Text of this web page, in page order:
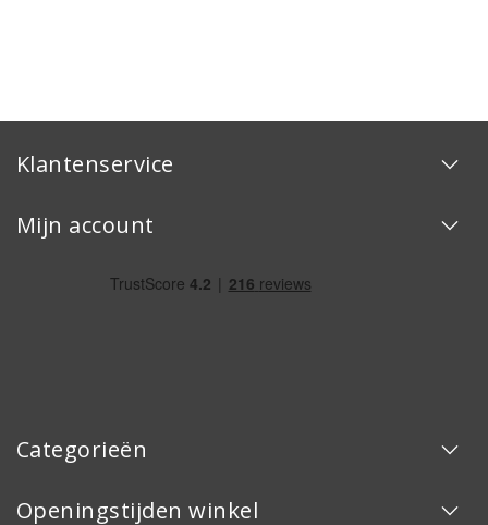
Klantenservice
Mijn account
Categorieën
Openingstijden winkel